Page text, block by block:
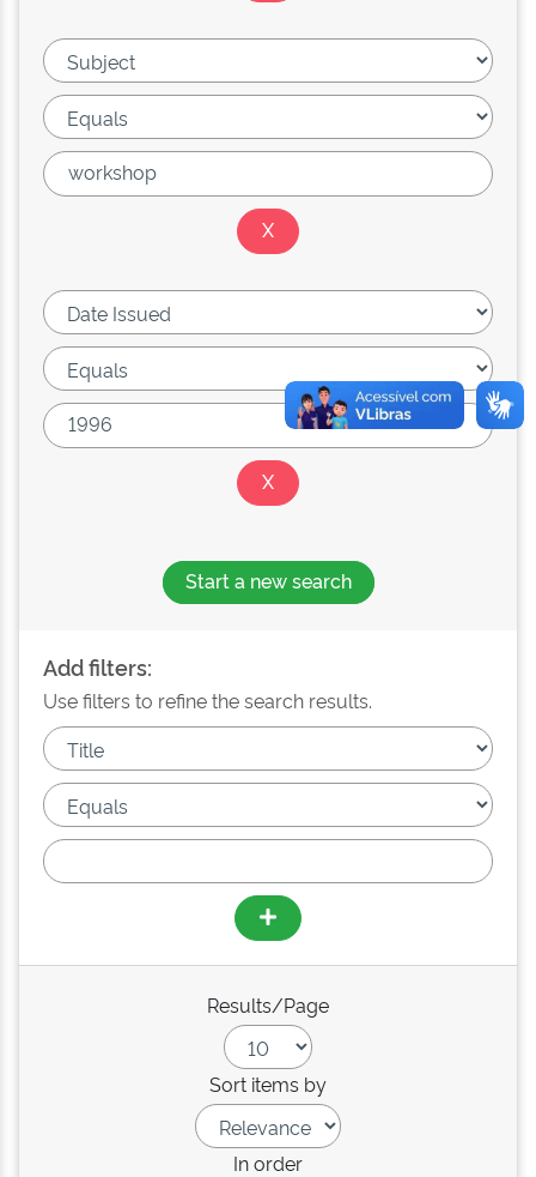
Start a new search
Add filters:
Use filters to refine the search results.
Results/Page
Sort items by
In order